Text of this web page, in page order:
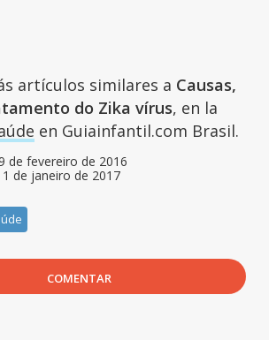
artículos similares a Causas,
do Zika vírus, en la
en Guiainfantil.com Brasil.
de fevereiro de 2016
de janeiro de 2017
COMENTAR